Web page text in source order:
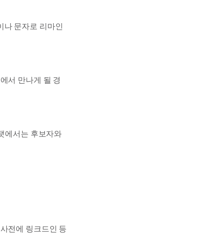
나 문자로 리마인
서 만나게 될 경
에서는 후보자와
전에 링크드인 등